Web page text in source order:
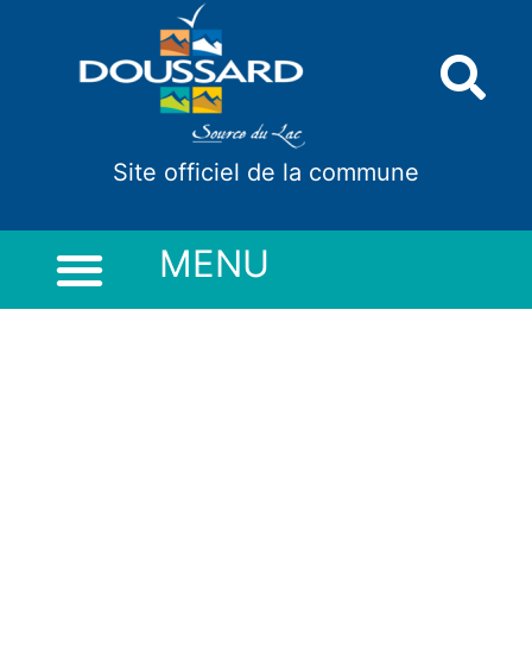
Site officiel de la commune
MENU
Panneau de gestion des cookies